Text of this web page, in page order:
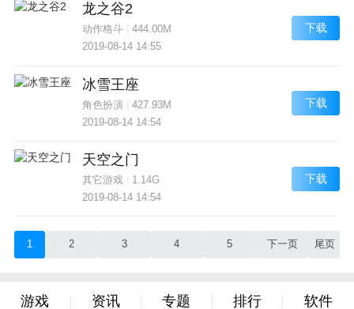
龙之谷2
动作格斗| 444.00M
2019-08-14 14:55
下载
冰雪王座
角色扮演| 427.93M
2019-08-14 14:54
下载
天空之门
其它游戏| 1.14G
2019-08-14 14:54
下载
1 2 3 4 5 下一页 尾页
游戏 资讯 专题 排行 软件